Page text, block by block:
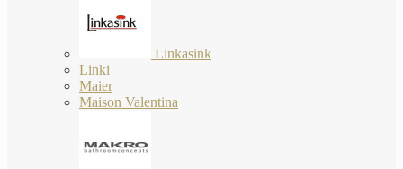
Linkasink
Linki
Maier
Maison Valentina